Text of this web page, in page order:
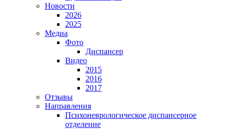
Новости
2026
2025
Медиа
Фото
Диспансер
Видео
2015
2016
2017
Отзывы
Направления
Психоневрологическое диспансерное
отделение